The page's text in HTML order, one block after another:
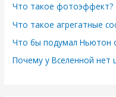
Что такое фотоэффект?
Что такое агрегатные
Что бы подумал Ньютон
Почему у Вселенной нет